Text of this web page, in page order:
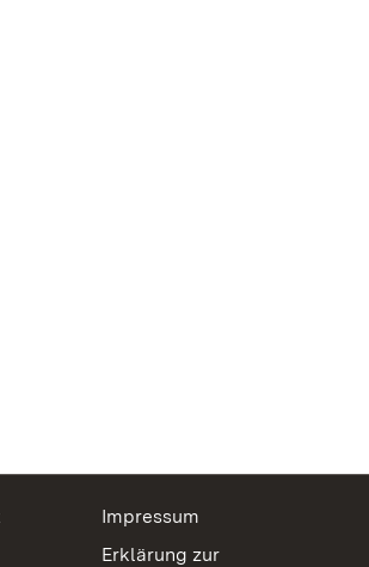
Impressum
Erklärung zur